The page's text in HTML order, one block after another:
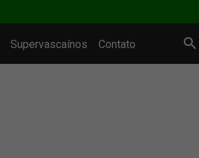
Supervascaínos Contato